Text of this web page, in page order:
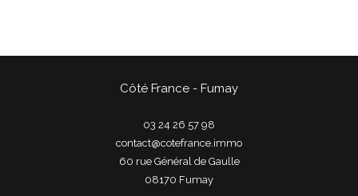
Côté France - Fumay
03 24 26 57 98
contact@cotefrance.immo
60 rue Général de Gaulle
08170
fumay